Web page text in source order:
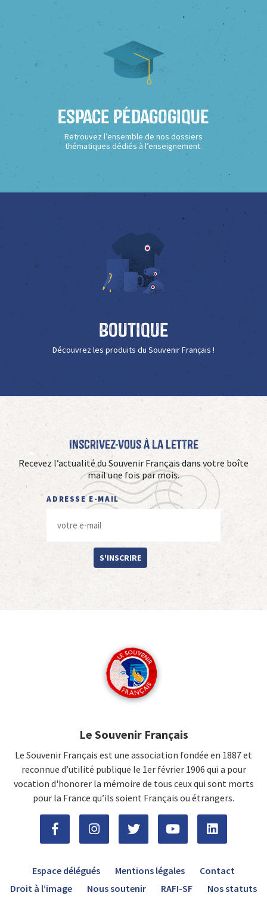
Espace Pédagogique
Retrouvez l’ensemble de nos dossiers
thématiques dédiés à l’enseignement.
Boutique
Découvrez les produits du Souvenir Français !
Inscrivez-vous à La Lettre
Recevez l’actualité du Souvenir Français dans votre boîte
mail une fois par mois.
ADRESSE E-MAIL
S'INSCRIRE
Le Souvenir Français
Le Souvenir Français est une association fondée en 1887 et
reconnue d’utilité publique le 1er février 1906 qui a pour
vocation d'honorer la mémoire de tous ceux qui sont morts
pour la France qu’ils soient Français ou étrangers.
Espace délégués Mentions légales
Contact
Droit à l’image
Nous soutenir RAFI-SF Nos statuts